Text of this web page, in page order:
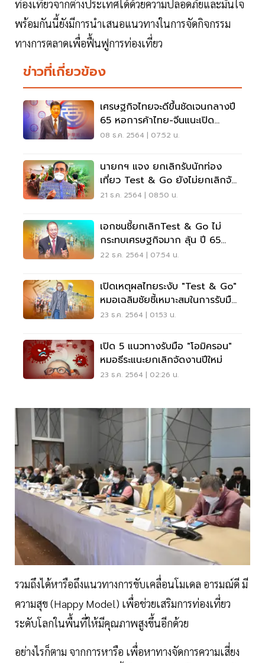
ท่องเที่ยวจากต่างประเทศได้ด้วยความปลอดภัยและมั่นใจ
พร้อมกันนี้ยังมีการนำเสนอแนวทางในการจัดกิจกรรม
ทางการตลาดเพื่อฟื้นฟูการท่องเที่ยว
ข่าวที่เกี่ยวข้อง
เศรษฐกิจไทยจะดีขึ้นชัดเจนกลางปี
65 หอการค้าไทย-จีนแนะเปิด
ประเทศต่อไป
08 ธ.ค. 2564 | 07:52 น.
นายกฯ แจง ยกเลิกรับนักท่อง
เที่ยว Test & Go ยังไม่ยกเลิกจัด
กิจกรรมปีใหม่
21 ธ.ค. 2564 | 08:50 น.
เอกชนชี้ยกเลิกTest & Go ไม่
กระทบเศรษฐกิจมาก ลุ้น ปี 65
นทท.ต่างชาติเข้าปท.ได้
22 ธ.ค. 2564 | 07:54 น.
เปิดเหตุผลไทยระงับ "Test & Go"
หมอเฉลิมชัยชี้เหมาะสมในการรับมือ
"โอมิครอน"
23 ธ.ค. 2564 | 01:53 น.
เปิด 5 แนวทางรับมือ "โอมิครอน"
หมอธีระแนะยกเลิกจัดงานปีใหม่
23 ธ.ค. 2564 | 02:26 น.
รวมถึงได้หารือถึงแนวทางการขับเคลื่อนโมเดล อารมณ์ดี มี
ความสุข (Happy Model) เพื่อช่วยเสริมการท่องเที่ยว
ระดับโลกในพื้นที่ให้มีคุณภาพสูงขึ้นอีกด้วย
อย่างไรก็ตาม จากการหารือ เพื่อหาทางจัดการความเสี่ยง